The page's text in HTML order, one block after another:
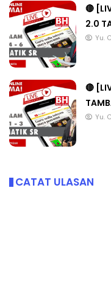
🔴
2.0
Yu.
🔴
Yu.
CATAT ULASAN